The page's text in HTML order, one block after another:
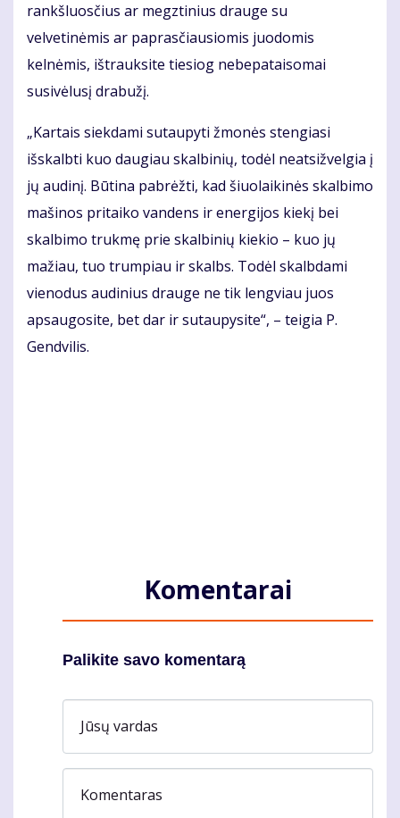
rankšluosčius ar megztinius drauge su
velvetinėmis ar paprasčiausiomis juodomis
kelnėmis, ištrauksite tiesiog nebepataisomai
susivėlusį drabužį.
„Kartais siekdami sutaupyti žmonės stengiasi
išskalbti kuo daugiau skalbinių, todėl neatsižvelgia į
jų audinį. Būtina pabrėžti, kad šiuolaikinės skalbimo
mašinos pritaiko vandens ir energijos kiekį bei
skalbimo trukmę prie skalbinių kiekio – kuo jų
mažiau, tuo trumpiau ir skalbs. Todėl skalbdami
vienodus audinius drauge ne tik lengviau juos
apsaugosite, bet dar ir sutaupysite“, – teigia P.
Gendvilis.
Komentarai
Palikite savo komentarą
Jūsų vardas
Komentaras